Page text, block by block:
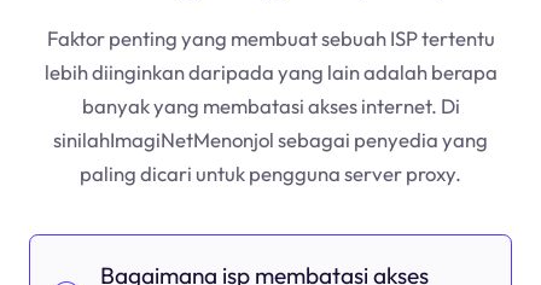
Faktor penting yang membuat sebuah ISP tertentu
lebih diinginkan daripada yang lain adalah berapa
banyak yang membatasi akses internet. Di
sinilahImagiNetMenonjol sebagai penyedia yang
paling dicari untuk pengguna server proxy.
Bagaimana isp membatasi akses